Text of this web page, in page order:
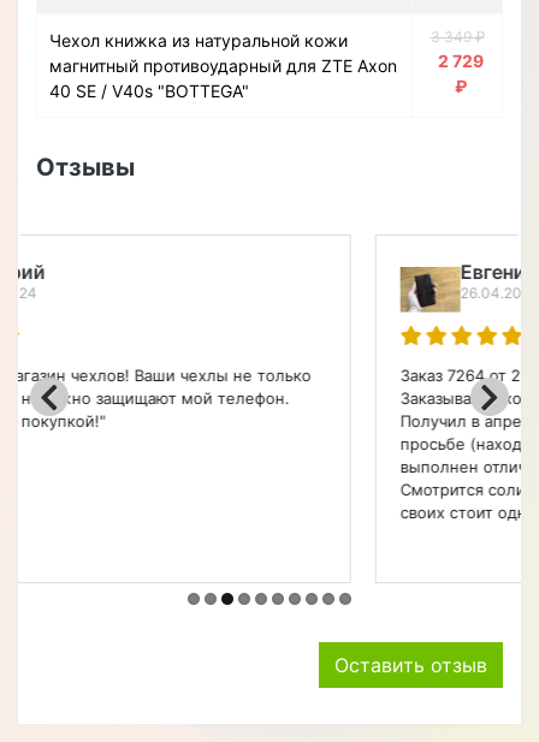
Чехол книжка из натуральной кожи
магнитный противоударный для ZTE Axon
40 SE / V40s "BOTTEGA"
3 349 ₽
2 729
₽
Отзывы
Евгений Павлович (город Чита)
Заказ 7264 от 27.01.2024. Модель 3007023 Croco Paw.
Заказывал чехол-книжку для смартфона Apple.
Получил в апреле, но эта задержка была по моей
просьбе (находился в командировке). Чехол
выполнен отлично! У меня нет ни одной претензии.
Смотрится солидно и уверенно лежит в руке. Денег
Оставить отзыв